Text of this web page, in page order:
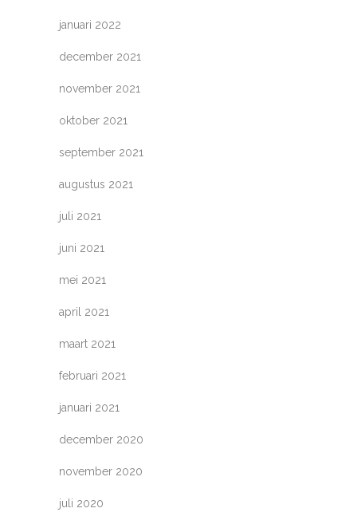
januari 2022
december 2021
november 2021
oktober 2021
september 2021
augustus 2021
juli 2021
juni 2021
mei 2021
april 2021
maart 2021
februari 2021
januari 2021
december 2020
november 2020
juli 2020